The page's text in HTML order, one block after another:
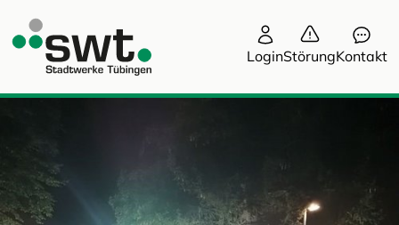
LoginStörungKontakt